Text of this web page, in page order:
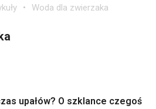
Woda dla zwierzaka
upałów? O szklance czegoś